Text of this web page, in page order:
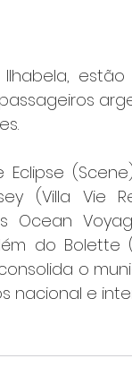
estão
(Villa Vie
Ocean
do Bolette
o
nacional e